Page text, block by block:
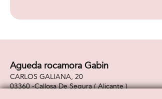
Agueda rocamora Gabin
CARLOS GALIANA, 20
03360 -Callosa De Segura( Alicante )